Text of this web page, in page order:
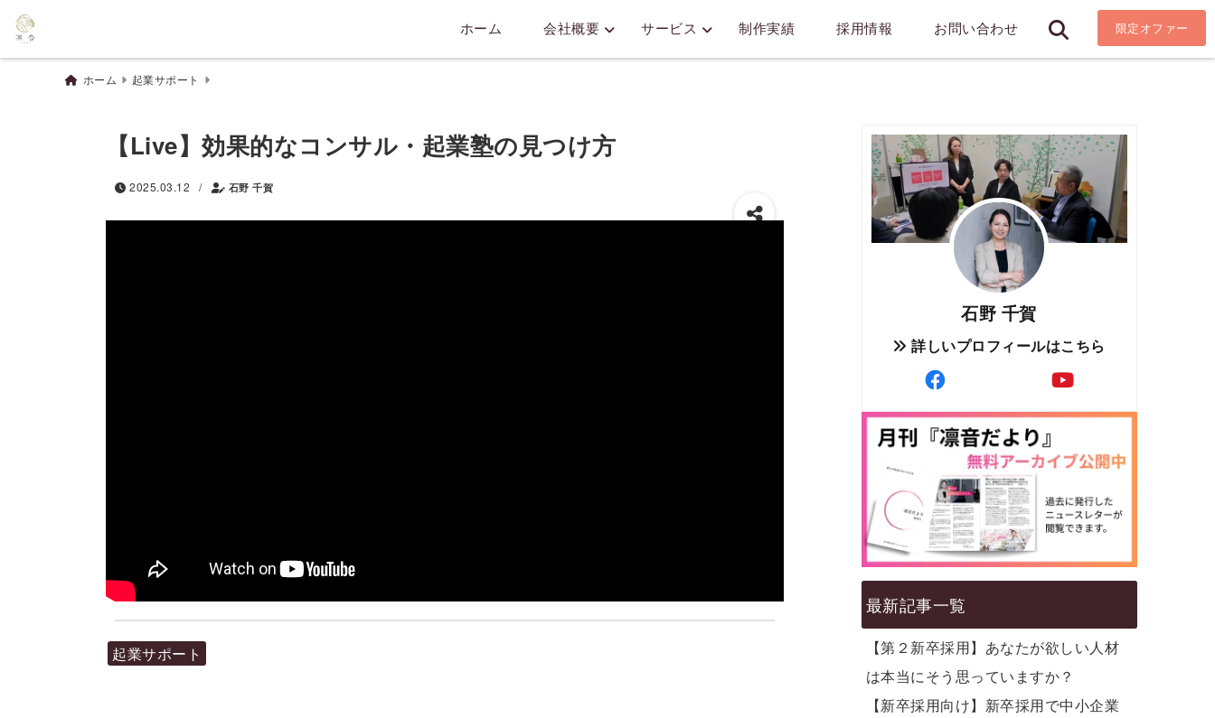
ホーム 会社概要 サービス 制作実績 採用情報 お問い合わせ 限定オファー
ホーム 起業サポート
【Live】効果的なコンサル・起業塾の見つけ方
2025.03.12 / 石野 千賀
起業サポート
石野 千賀
詳しいプロフィールはこちら
最新記事一覧
【第２新卒採用】あなたが欲しい人材
は本当にそう思っていますか？
【新卒採用向け】新卒採用で中小企業